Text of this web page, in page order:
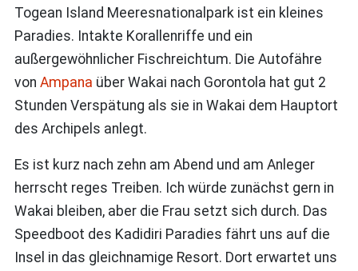
Togean Island Meeresnationalpark ist ein kleines
Paradies. Intakte Korallenriffe und ein
außergewöhnlicher Fischreichtum. Die Autofähre
von Ampana über Wakai nach Gorontola hat gut 2
Stunden Verspätung als sie in Wakai dem Hauptort
des Archipels anlegt.
Es ist kurz nach zehn am Abend und am Anleger
herrscht reges Treiben. Ich würde zunächst gern in
Wakai bleiben, aber die Frau setzt sich durch. Das
Speedboot des Kadidiri Paradies fährt uns auf die
Insel in das gleichnamige Resort. Dort erwartet uns